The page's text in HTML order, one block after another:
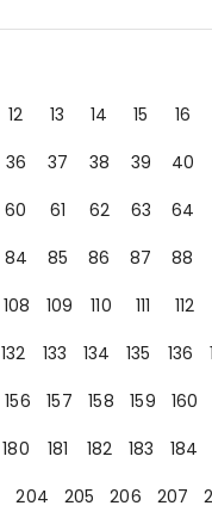
12 13 14 15 16
36 37 38 39 40
60 61 62 63 64
84 85 86 87 88
108 109 110 111 112
132 133 134 135 136
156 157 158 159 160
180 181 182 183 184
204 205 206 207